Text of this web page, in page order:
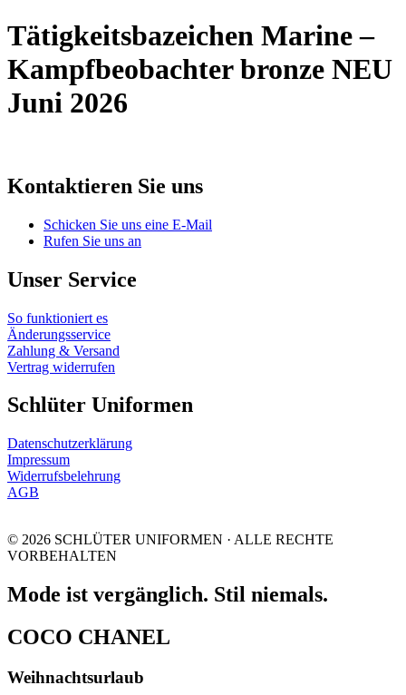
Tätigkeitsbazeichen Marine –
Kampfbeobachter bronze NEU
Juni 2026
Kontaktieren Sie uns
Schicken Sie uns eine E-Mail
Rufen Sie uns an
Unser Service
So funktioniert es
Änderungsservice
Zahlung & Versand
Vertrag widerrufen
Schlüter Uniformen
Datenschutzerklärung
Impressum
Widerrufsbelehrung
AGB
© 2026 SCHLÜTER UNIFORMEN · ALLE RECHTE
VORBEHALTEN
Mode ist vergänglich. Stil niemals.
COCO CHANEL
Weihnachtsurlaub